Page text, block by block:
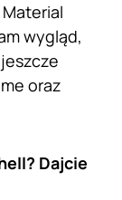
wygląd,
oraz
Dajcie